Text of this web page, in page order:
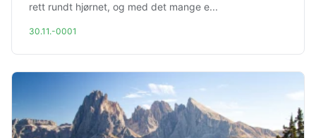
rett rundt hjørnet, og med det mange e...
30.11.-0001